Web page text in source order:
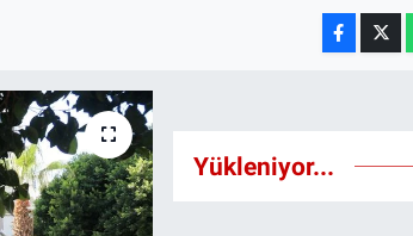
Yükleniyor...